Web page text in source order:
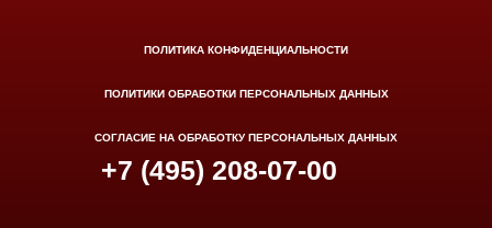
ПОЛИТИКА КОНФИДЕНЦИАЛЬНОСТИ
ПОЛИТИКИ ОБРАБОТКИ ПЕРСОНАЛЬНЫХ ДАННЫХ
СОГЛАСИЕ НА ОБРАБОТКУ ПЕРСОНАЛЬНЫХ ДАННЫХ
+7 (495) 208-07-00